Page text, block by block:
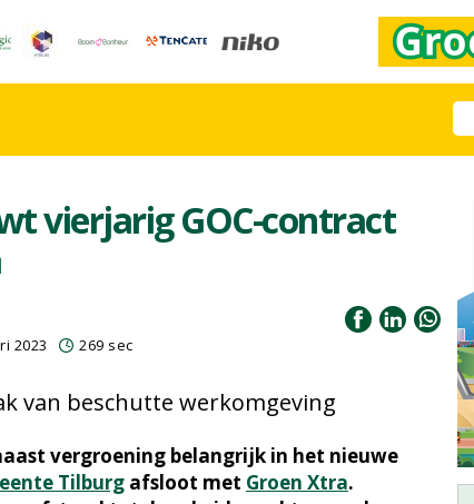
vierjarig GOC-contract
2023 269 sec
van beschutte werkomgeving
vergroening belangrijk in het nieuwe
Tilburg afsloot met Groen Xtra.